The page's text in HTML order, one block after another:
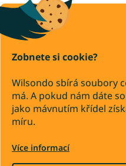
Zobnete si cookie?
Wilsondo sbírá soubory
má. A pokud nám dáte
jako mávnutím křídel
míru.
Více informací